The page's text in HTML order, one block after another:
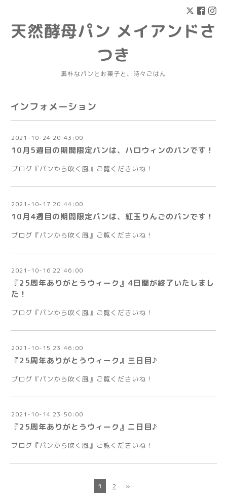
天然酵母パン メイアンドさ
つき
素朴なパンとお菓子と、時々ごはん
インフォメーション
2021-10-24 20:43:00
10月5週目の期間限定パンは、ハロウィンのパンです！
ブログ『パンから吹く風』ご覧くださいね！
2021-10-17 20:44:00
10月4週目の期間限定パンは、紅玉りんごのパンです！
ブログ『パンから吹く風』ご覧くださいね！
2021-10-16 22:46:00
『25周年ありがとうウィーク』4日間が終了いたしまし
た！
ブログ『パンから吹く風』ご覧くださいね！
2021-10-15 23:46:00
『25周年ありがとうウィーク』三日目♪
ブログ『パンから吹く風』ご覧くださいね！
2021-10-14 23:50:00
『25周年ありがとうウィーク』ニ日目♪
ブログ『パンから吹く風』ご覧くださいね！
1 2 »